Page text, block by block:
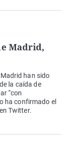
Madrid,
han sido
la caída de
“con
ha confirmado el
Twitter.